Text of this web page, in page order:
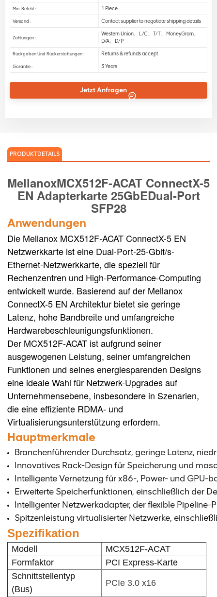
Min. Befehl : 1 Piece
Versand : Contact supplier to negotiate shipping details
Zahlungen :
Western Union、L/C、T/T、MoneyGram、
D/A、D/P
Rückgaben Und Rückerstattungen : Returns & refunds accept
Garantie : 3 Years
Jetzt Anfragen
PRODUKTDETAILS
MellanoxMCX512F-ACAT ConnectX-5
EN Adapterkarte 25GbEDual-Port
SFP28
Anwendungen
Die Mellanox MCX512F-ACAT ConnectX-5 EN
Netzwerkkarte ist eine Dual-Port-25-Gbit/s-
Ethernet-Netzwerkkarte, die speziell für
Rechenzentren und High-Performance-Computing
entwickelt wurde. Basierend auf der Mellanox
ConnectX-5 EN Architektur bietet sie geringe
Latenz, hohe Bandbreite und umfangreiche
Hardwarebeschleunigungsfunktionen.
Der MCX512F-ACAT ist aufgrund seiner
ausgewogenen Leistung, seiner umfangreichen
Funktionen und seines energiesparenden Designs
eine ideale Wahl für Netzwerk-Upgrades auf
Unternehmensebene, insbesondere in Szenarien,
die eine effiziente RDMA- und
Virtualisierungsunterstützung erfordern.
Hauptmerkmale
Branchenführender Durchsatz, geringe Latenz,
Innovatives Rack-Design für Speicherung und
Intelligente Vernetzung für x86-, Power- und GPU-
Erweiterte Speicherfunktionen, einschließlich der
Intelligenter Netzwerkadapter, der flexible
Spitzenleistung virtualisierter Netzwerke,
Spezifikation
Modell
MCX512F-ACAT
Formfaktor
PCI Express-Karte
Schnittstellentyp
(Bus)
PCIe 3.0 x16